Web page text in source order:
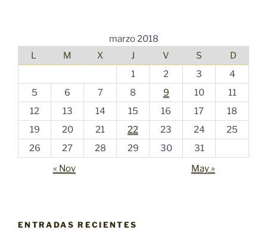
marzo 2018
L
M X J V S
D
1
2 3
4
5
6 7 8 9 10
11
12
13 14 15 16 17
18
19
20 21 22 23 24
25
26
27 28 29 30
31
« Nov
May »
ENTRADAS RECIENTES